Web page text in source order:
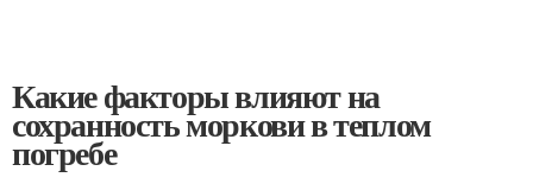
Какие факторы влияют на
сохранность моркови в теплом
погребе